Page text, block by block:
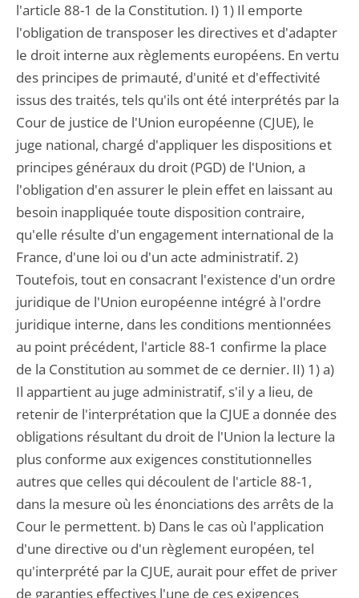
l'article 88-1 de la Constitution. I) 1) Il emporte
l'obligation de transposer les directives et d'adapter
le droit interne aux règlements européens. En vertu
des principes de primauté, d'unité et d'effectivité
issus des traités, tels qu'ils ont été interprétés par la
Cour de justice de l'Union européenne (CJUE), le
juge national, chargé d'appliquer les dispositions et
principes généraux du droit (PGD) de l'Union, a
l'obligation d'en assurer le plein effet en laissant au
besoin inappliquée toute disposition contraire,
qu'elle résulte d'un engagement international de la
France, d'une loi ou d'un acte administratif. 2)
Toutefois, tout en consacrant l'existence d'un ordre
juridique de l'Union européenne intégré à l'ordre
juridique interne, dans les conditions mentionnées
au point précédent, l'article 88-1 confirme la place
de la Constitution au sommet de ce dernier. II) 1) a)
Il appartient au juge administratif, s'il y a lieu, de
retenir de l'interprétation que la CJUE a donnée des
obligations résultant du droit de l'Union la lecture la
plus conforme aux exigences constitutionnelles
autres que celles qui découlent de l'article 88-1,
dans la mesure où les énonciations des arrêts de la
Cour le permettent. b) Dans le cas où l'application
d'une directive ou d'un règlement européen, tel
qu'interprété par la CJUE, aurait pour effet de priver
de garanties effectives l'une de ces exigences